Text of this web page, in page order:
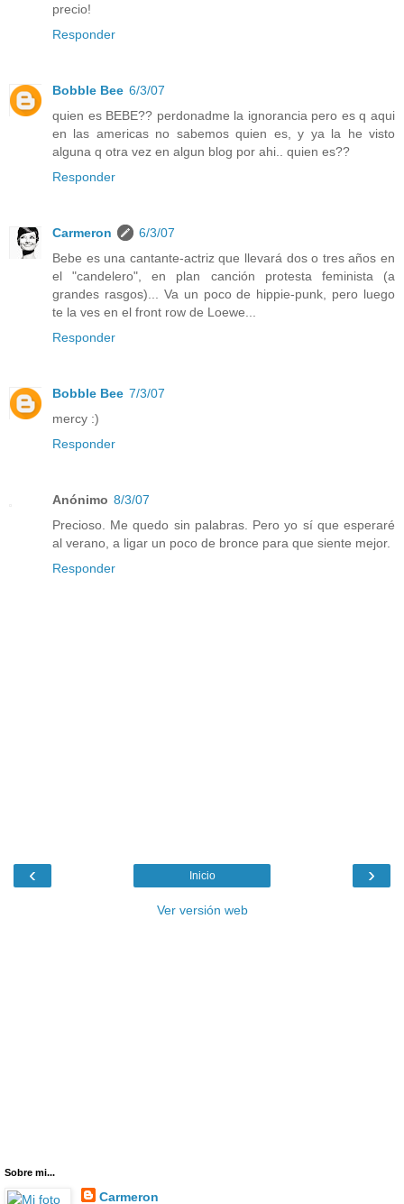
precio!
Responder
Bobble Bee 6/3/07
quien es BEBE?? perdonadme la ignorancia pero es q aqui
en las americas no sabemos quien es, y ya la he visto
alguna q otra vez en algun blog por ahi.. quien es??
Responder
Carmeron
6/3/07
Bebe es una cantante-actriz que llevará dos o tres años en
el "candelero", en plan canción protesta feminista (a
grandes rasgos)... Va un poco de hippie-punk, pero luego
te la ves en el front row de Loewe...
Responder
Bobble Bee 7/3/07
mercy :)
Responder
Anónimo 8/3/07
Precioso. Me quedo sin palabras. Pero yo sí que esperaré
al verano, a ligar un poco de bronce para que siente mejor.
Responder
‹ ›
Inicio
Ver versión web
Sobre mi...
Carmeron